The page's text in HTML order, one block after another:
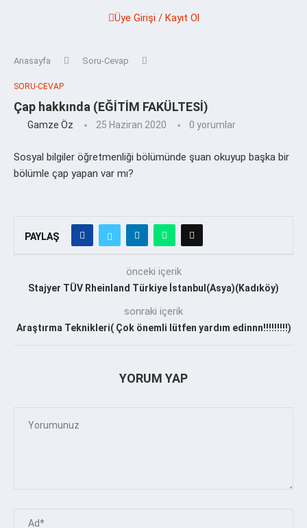
Üye Girişi / Kayıt Ol
Anasayfa Soru-Cevap
SORU-CEVAP
Çap hakkında (EĞİTİM FAKÜLTESİ)
Gamze Öz 25 Haziran 2020 0 yorumlar
Sosyal bilgiler öğretmenliği bölümünde şuan okuyup başka bir
bölümle çap yapan var mı?
PAYLAŞ
önceki içerik
Stajyer TÜV Rheinland Türkiye İstanbul(Asya)(Kadıköy)
sonraki içerik
Araştırma Teknikleri( Çok önemli lütfen yardım edinnn!!!!!!!!!)
YORUM YAP